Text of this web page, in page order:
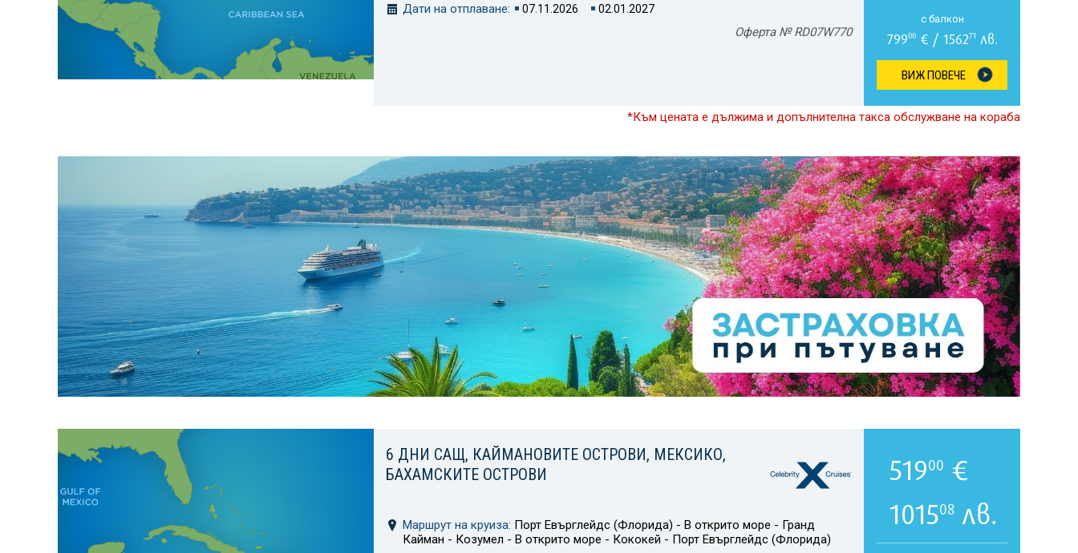
Дати на отплаване:
07.11.2026 02.01.2027
Оферта № RD07W770
с балкон
79900€ / 156271 лв.
ВИЖ ПОВЕЧЕ
*Към цената е дължима и допълнителна такса обслужване на кораба
6 ДНИ САЩ, КАЙМАНОВИТЕ ОСТРОВИ, МЕКСИКО,
БАХАМСКИТЕ ОСТРОВИ
Маршрут на круиза: Порт Евърглейдс (Флорида) - В открито море - Гранд
Кайман - Козумел - В открито море - Кококей - Порт Евърглейдс (Флорида)
51900 €
101508 лв.